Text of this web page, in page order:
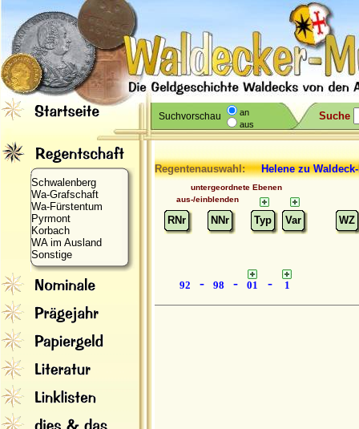
Suchvorschau
an
aus
Suche
Schwalenberg
Wa-Grafschaft
Wa-Fürstentum
Pyrmont
Korbach
WA im Ausland
Sonstige
Regentenauswahl: Helenezu
untergeordnete Ebenen
aus-/einblenden
RNr NNr Typ Var WZ
92 - 98 - 01 - 1